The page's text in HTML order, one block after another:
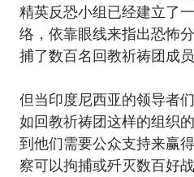
精英反恐小组已经建立了
络，依靠眼线来指出恐怖
捕了数百名回教祈祷团成员
但当印度尼西亚的领导者
如回教祈祷团这样的组织
到他们需要公众支持来赢
察可以拘捕或歼灭数百好